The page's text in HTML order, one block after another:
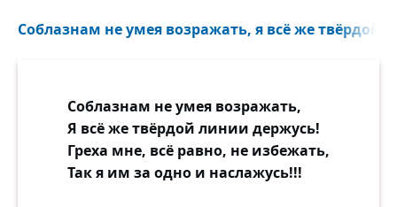
Сердито шагнула ближе
Как я тебя ненавижу!
Кто грядёт — никому непонятно:
Но, когда на дверном сквозняке
из тумана ночного густого
возникает фигура в платке,
и Младенца, и Духа Святого
Соблазнам не умея возражать, я всё же твёрдой
Соблазнам не умея возражать,
Я всё же твёрдой линии держусь!
Греха мне, всё равно, не избежать,
Так я им за одно и наслажусь!!!